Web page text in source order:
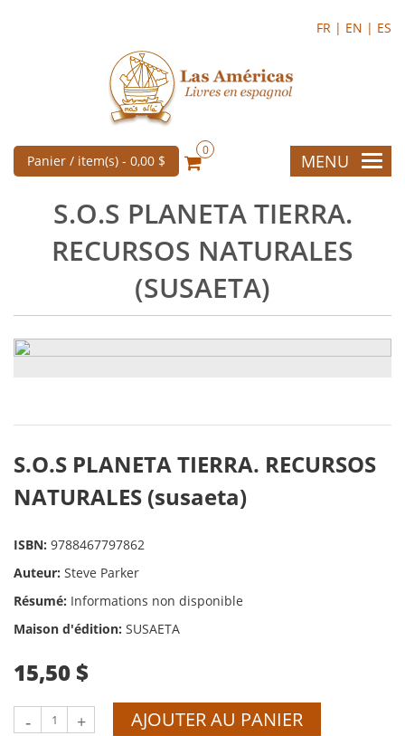
FR | EN | ES
Panier / item(s) - 0,00 $
0
MENU
S.O.S PLANETA TIERRA.
RECURSOS NATURALES
(SUSAETA)
S.O.S PLANETA TIERRA. RECURSOS
NATURALES (susaeta)
ISBN: 9788467797862
Auteur: Steve Parker
Résumé: Informations non disponible
Maison d'édition: SUSAETA
15,50 $
- + AJOUTER AU PANIER